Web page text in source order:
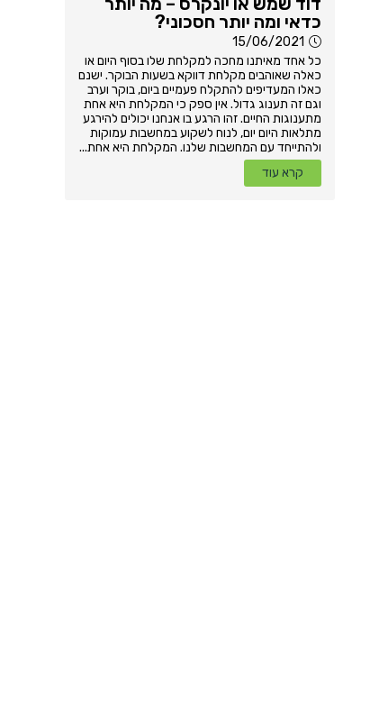
כדאי ומה יותר חסכוני?
15/06/2021
כל אחד מאיתנו מחכה למקלחת שלו בסוף היום או
כאלה שאוהבים מקלחת דווקא בשעות הבוקר. ישנם
כאלו המעדיפים להתקלח פעמיים ביום, בוקר וערב
וגם זה תענוג גדול. אין ספק כי המקלחת היא אחת
מתענוגות החיים. זהו הרגע בו אנחנו יכולים להירגע
מתלאות היום יום, לנוח לשקוע במחשבות עמוקות
ולהתייחד עם המחשבות שלנו. המקלחת היא אחת...
קרא עוד